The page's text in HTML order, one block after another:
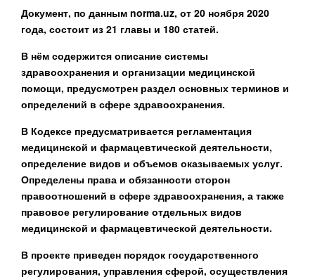
Документ, по данным norma.uz, от 20 ноября 2020
года, состоит из 21 главы и 180 статей.
В нём содержится описание системы
здравоохранения и организации медицинской
помощи, предусмотрен раздел основных терминов и
определений в сфере здравоохранения.
В Кодексе предусматривается регламентация
медицинской и фармацевтической деятельности,
определение видов и объемов оказываемых услуг.
Определены права и обязанности сторон
правоотношений в сфере здравоохранения, а также
правовое регулирование отдельных видов
медицинской и фармацевтической деятельности.
В проекте приведен порядок государственного
регулирования, управления сферой, осуществления